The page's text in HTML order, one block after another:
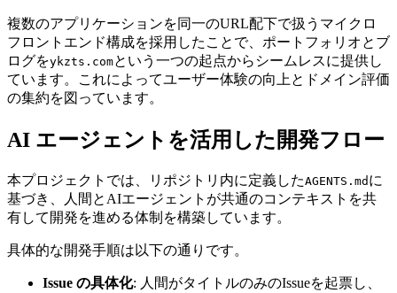
複数のアプリケーションを同一のURL配下で扱うマイクロ
フロントエンド構成を採用したことで、ポートフォリオとブ
ログをykzts.comという一つの起点からシームレスに提供し
ています。これによってユーザー体験の向上とドメイン評価
の集約を図っています。
AI エージェントを活用した開発フロー
本プロジェクトでは、リポジトリ内に定義したAGENTS.md に
基づき、人間とAIエージェントが共通のコンテキストを共
有して開発を進める体制を構築しています。
具体的な開発手順は以下の通りです。
Issue の具体化: 人間がタイトルのみのIssueを起票し、